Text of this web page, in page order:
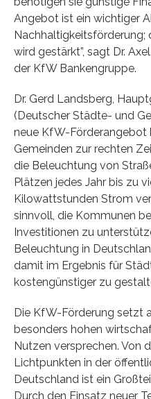
Angebot ist ein wichtiger
wird gestärkt”, sagt Dr.
der KfW Bankengruppe.
Dr. Gerd Landsberg,
(Deutscher Städte- und
neue KfW-
Gemeinden zur rechten
die Beleuchtung von
Plätzen jedes Jahr bis zu
Kilowattstunden Strom
sinnvoll, die Kommunen
Investitionen zu
Beleuchtung in
damit im Ergebnis für
kostengünstiger zu
Die KfW-Förderung setzt
besonders hohen
Nutzen versprechen. Von
Lichtpunkten in der
Deutschland ist ein
Durch den Einsatz neuer